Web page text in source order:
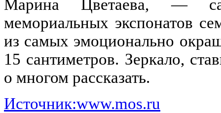
Марина Цветаева, —
мемориальных экспонатов
из самых эмоционально
15 сантиметров. Зеркало,
о многом рассказать.
Источник:www.mos.ru